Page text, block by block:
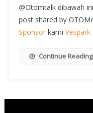
@Otomtalk dibawah
post shared by
Sponsorkami Vespark
Continue Reading